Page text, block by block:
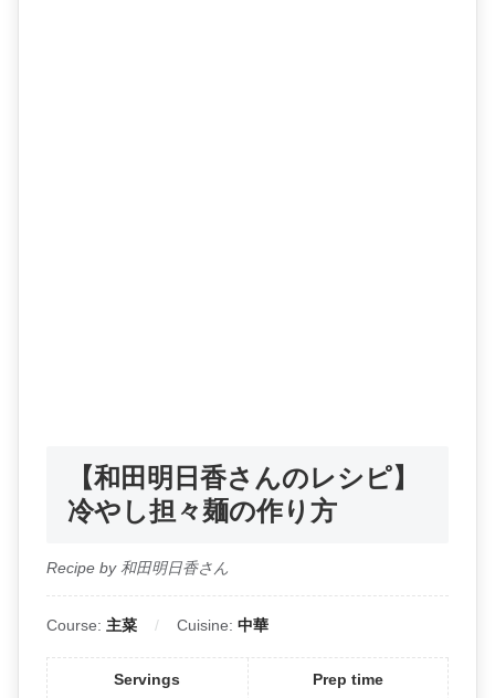
【和田明日香さんのレシピ】
冷やし担々麺の作り方
Recipe by 和田明日香さん
Course: 主菜 Cuisine: 中華
Servings Prep time